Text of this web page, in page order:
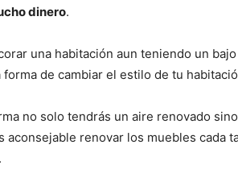
dinero.
una habitación aun teniendo un
forma de cambiar el estilo de tu
no solo tendrás un aire renovado
aconsejable renovar los muebles cada